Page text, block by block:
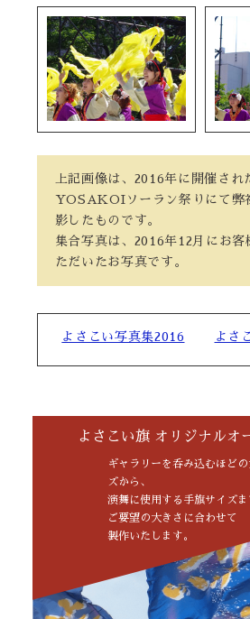
上記画像は、2016年に開催され
YOSAKOIソーラン祭りにて弊
影したものです。
集合写真は、2016年12月にお客
ただいたお写真です。
よさこい写真集2016 よさ
よさこい旗 オリジナルオ
ギャラリーを呑み込むほどの
ズから、
演舞に使用する手旗サイズま
ご要望の大きさに合わせて
製作いたします。